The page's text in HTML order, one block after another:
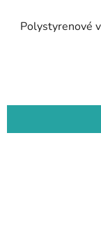
Polystyrenové